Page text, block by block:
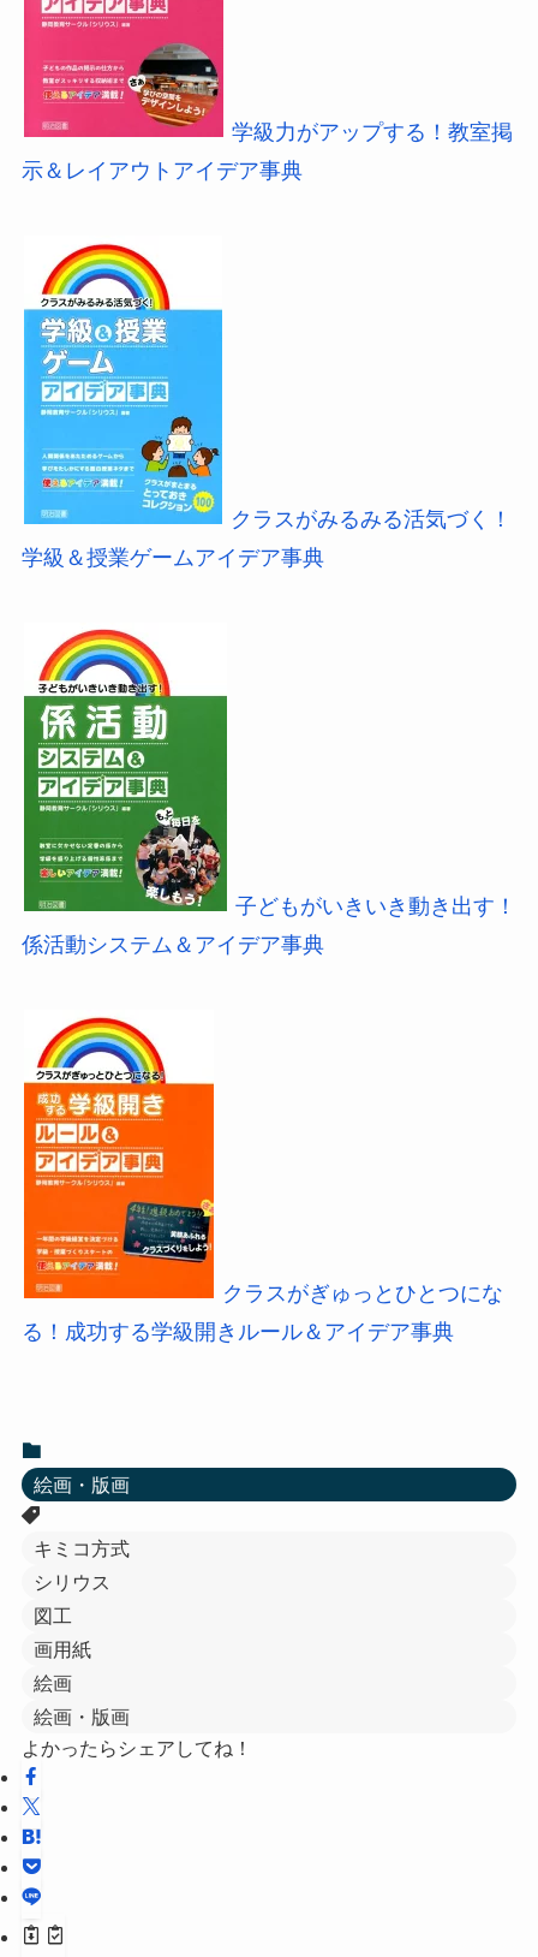
学級力がアップする！教室掲
示＆レイアウトアイデア事典
クラスがみるみる活気づく！
学級＆授業ゲームアイデア事典
子どもがいきいき動き出す！
係活動システム＆アイデア事典
クラスがぎゅっとひとつにな
る！成功する学級開きルール＆アイデア事典
絵画・版画
キミコ方式
シリウス
図工
画用紙
絵画
絵画・版画
よかったらシェアしてね！